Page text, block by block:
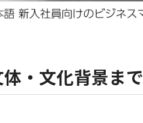
・文化背景ま